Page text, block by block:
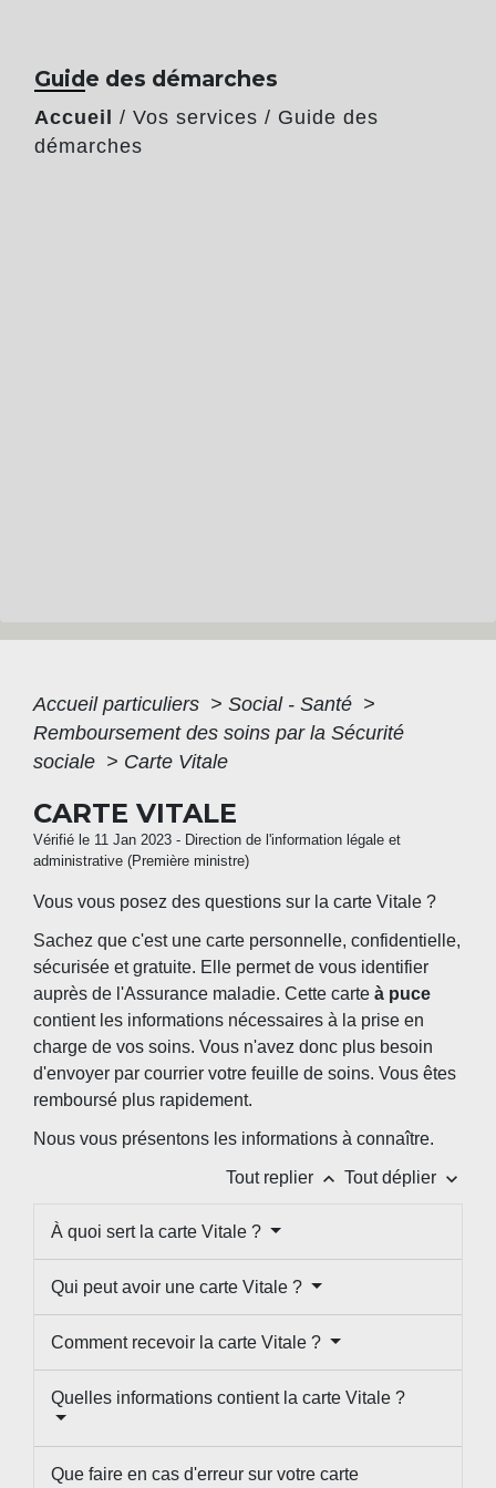
Guide des démarches
Accueil / Vos services / Guide des
démarches
Accueil particuliers > Social - Santé >
Remboursement des soins par la Sécurité
sociale > Carte Vitale
CARTE VITALE
Vérifié le 11 Jan 2023 - Direction de l'information légale et
administrative (Première ministre)
Vous vous posez des questions sur la carte Vitale ?
Sachez que c'est une carte personnelle, confidentielle,
sécurisée et gratuite. Elle permet de vous identifier
auprès de l'Assurance maladie. Cette carte à puce
contient les informations nécessaires à la prise en
charge de vos soins. Vous n'avez donc plus besoin
d'envoyer par courrier votre feuille de soins. Vous êtes
remboursé plus rapidement.
Nous vous présentons les informations à connaître.
Tout replier keyboard_arrow_up Tout déplier keyboard_arrow_down
À quoi sert la carte Vitale ?
Qui peut avoir une carte Vitale ?
Comment recevoir la carte Vitale ?
Quelles informations contient la carte Vitale ?
Que faire en cas d'erreur sur votre carte